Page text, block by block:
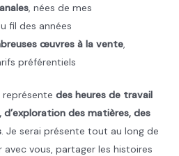
, nées de mes
fil des années
œuvres à la vente,
préférentiels
représente des heures de travail
d’exploration des matières, des
. Je serai présente tout au long de
vous, partager les histoires